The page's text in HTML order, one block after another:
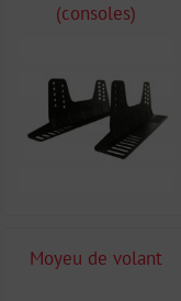
(consoles)
Moyeu de volant